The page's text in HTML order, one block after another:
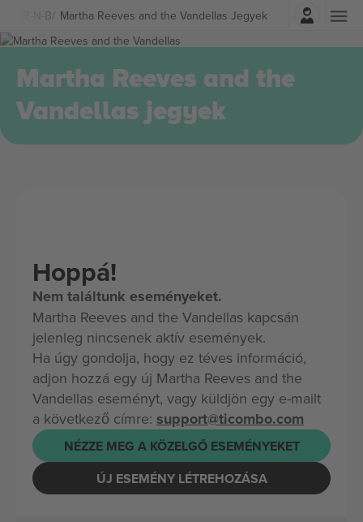
R-N-B Martha Reeves and the Vandellas Jegyek
Belépés
Martha Reeves and the
Vandellas jegyek
Hoppá!
Nem találtunk eseményeket.
Martha Reeves and the Vandellas kapcsán
jelenleg nincsenek aktív események.
Ha úgy gondolja, hogy ez téves információ,
adjon hozzá egy új Martha Reeves and the
Vandellas eseményt, vagy küldjön egy e-mailt
a következő címre: support@ticombo.com
NÉZZE MEG A KÖZELGŐ ESEMÉNYEKET
ÚJ ESEMÉNY LÉTREHOZÁSA